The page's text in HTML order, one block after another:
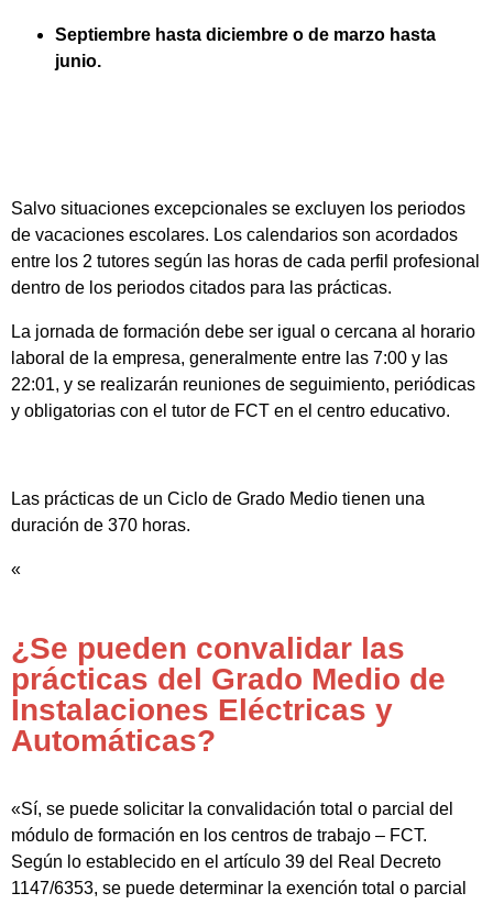
Septiembre hasta diciembre o de marzo hasta
junio.
Salvo situaciones excepcionales se excluyen los periodos
de vacaciones escolares. Los calendarios son acordados
entre los 2 tutores según las horas de cada perfil profesional
dentro de los periodos citados para las prácticas.
La jornada de formación debe ser igual o cercana al horario
laboral de la empresa, generalmente entre las 7:00 y las
22:01, y se realizarán reuniones de seguimiento, periódicas
y obligatorias con el tutor de FCT en el centro educativo.
Las prácticas de un Ciclo de Grado Medio tienen una
duración de 370 horas.
«
¿Se pueden convalidar las
prácticas del Grado Medio de
Instalaciones Eléctricas y
Automáticas?
«Sí, se puede solicitar la convalidación total o parcial del
módulo de formación en los centros de trabajo – FCT.
Según lo establecido en el artículo 39 del Real Decreto
1147/6353, se puede determinar la exención total o parcial